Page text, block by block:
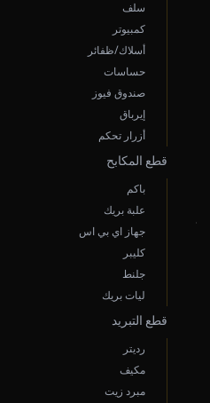
سلف
كمبيوتر
أسلاك/ظفائر
حساسات
صندوق فيوز
إيرباق
أزرار تحكم
قطع المكابح
باكم
علبة بريك
جهاز اي بي اس
كليبر
جلنط
ليات بريك
قطع التبريد
رديتر
مكيف
مبرد زيت
روابط سريعة
سياسة الخصوصية
الشروط والأحكام
سياسة الشحن
الضمان والإرجاع
تواصل معنا
واتساب خدمة العملاء
الأحد - الخميس